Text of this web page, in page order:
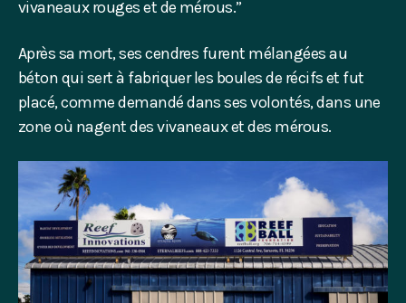
vivaneaux rouges et de mérous.”
Après sa mort, ses cendres furent mélangées au
béton qui sert à fabriquer les boules de récifs et fut
placé, comme demandé dans ses volontés, dans une
zone où nagent des vivaneaux et des mérous.